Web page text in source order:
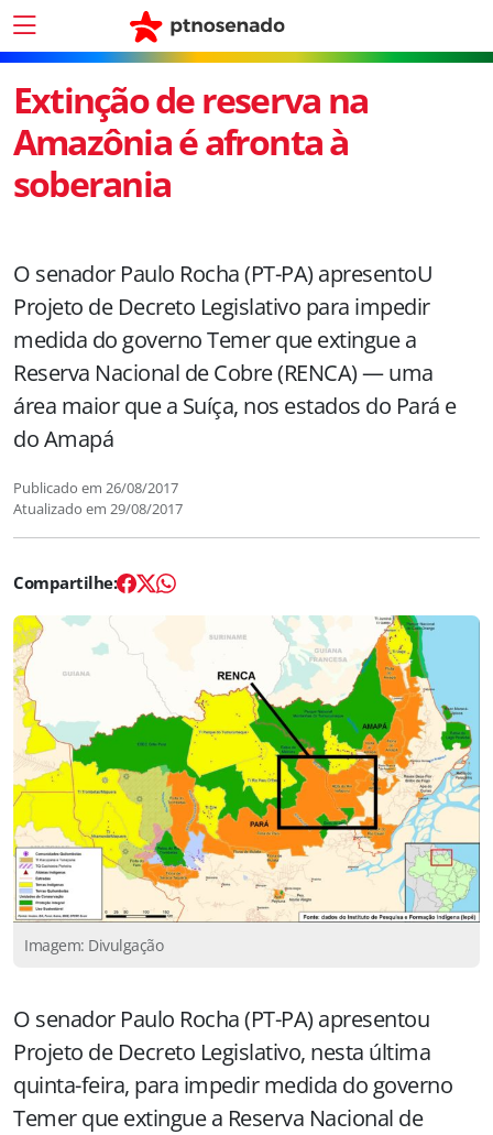
Extinção de reserva na
Amazônia é afronta à
soberania
O senador Paulo Rocha (PT-PA) apresentoU
Projeto de Decreto Legislativo para impedir
medida do governo Temer que extingue a
Reserva Nacional de Cobre (RENCA) — uma
área maior que a Suíça, nos estados do Pará e
do Amapá
Publicado em 26/08/2017
Atualizado em 29/08/2017
Imagem: Divulgação
O senador Paulo Rocha (PT-PA) apresentou
Projeto de Decreto Legislativo, nesta última
quinta-feira, para impedir medida do governo
Temer que extingue a Reserva Nacional de